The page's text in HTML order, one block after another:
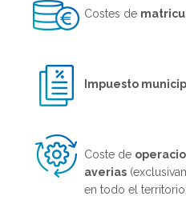
Costes de
Impuesto
Coste de
averias
en todo el territorio